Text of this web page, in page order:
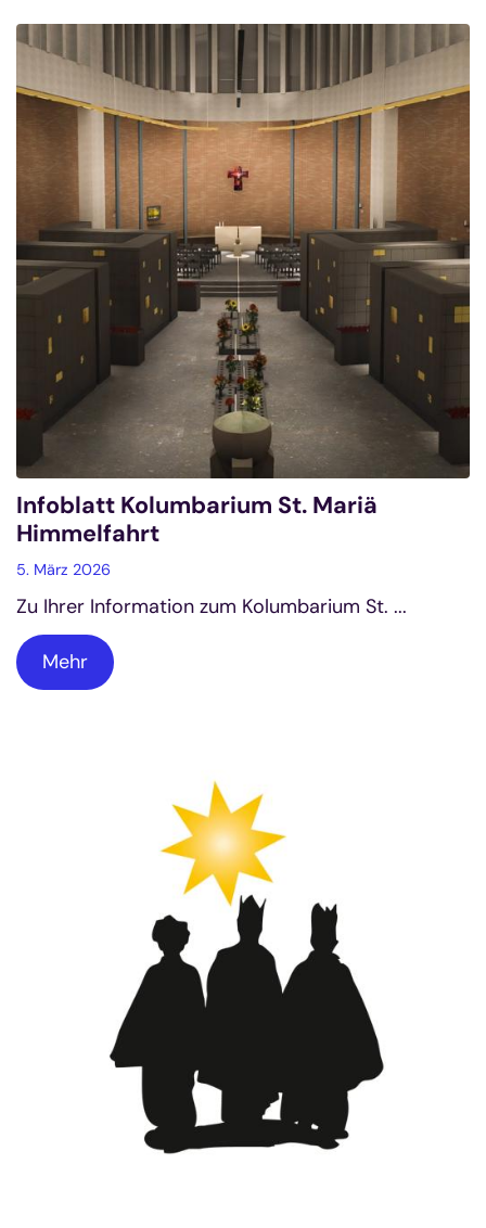
Infoblatt Kolumbarium St. Mariä
Himmelfahrt
5. März 2026
Zu Ihrer Information zum Kolumbarium St. ...
Mehr